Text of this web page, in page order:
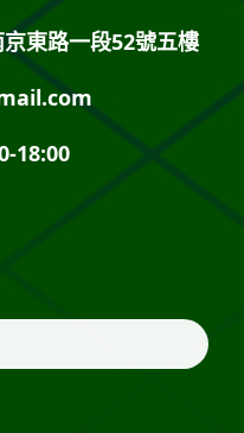
東路一段52號五樓
18:00